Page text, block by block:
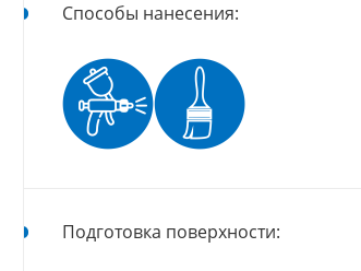
Способы нанесения:
Подготовка поверхности: